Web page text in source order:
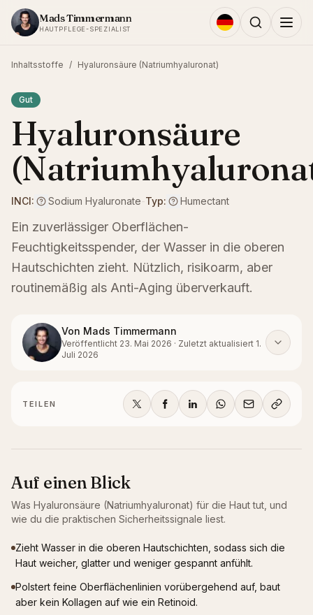
Zum Inhalt springen
Mads Timmermann
HAUTPFLEGE-SPEZIALIST
Inhaltsstoffe / Hyaluronsäure (Natriumhyaluronat)
Gut
Hyaluronsäure
INCI: Sodium Hyaluronate-Typ: Humectant
Ein zuverlässiger Oberflächen-
Feuchtigkeitsspender, der Wasser in die oberen
Hautschichten zieht. Nützlich, risikoarm, aber
routinemäßig als Anti-Aging überverkauft.
Von Mads Timmermann
Veröffentlicht 23. Mai 2026 · Zuletzt aktualisiert 1.
Juli 2026
TEILEN
Auf einen Blick
Was Hyaluronsäure (Natriumhyaluronat) für die Haut tut, und
wie du die praktischen Sicherheitssignale liest.
Zieht Wasser in die oberen Hautschichten, sodass sich die
Haut weicher, glatter und weniger gespannt anfühlt.
Polstert feine Oberflächenlinien vorübergehend auf, baut
aber kein Kollagen auf wie ein Retinoid.